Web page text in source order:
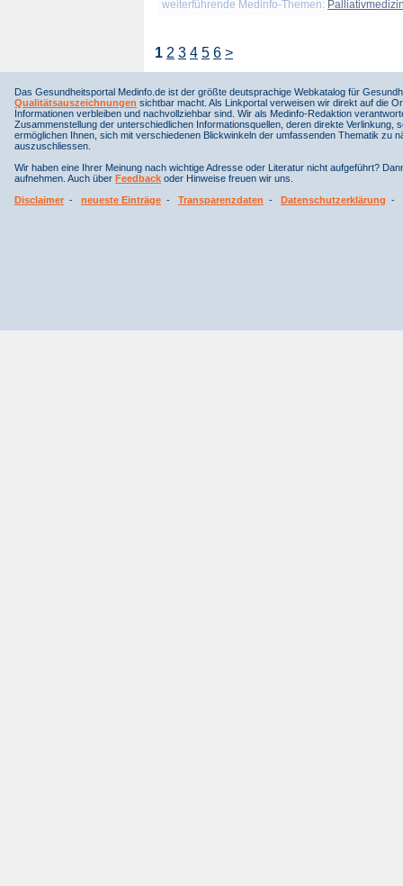
weiterführende Medinfo-Themen:
1 2 3 4 5 6 >
Das Gesundheitsportal Medinfo.de ist der größte deutsprachige Webkatalog für
Qualitätsauszeichnungen sichtbar macht. Als Linkportal verweisen wir direkt auf die
Informationen verbleiben und nachvollziehbar sind. Wir als Medinfo-Redaktion
Zusammenstellung der unterschiedlichen Informationsquellen, deren direkte
ermöglichen Ihnen, sich mit verschiedenen Blickwinkeln der umfassenden Thematik
auszuschliessen.
Wir haben eine Ihrer Meinung nach wichtige Adresse oder Literatur nicht aufgeführt?
aufnehmen. Auch über Feedback oder Hinweise freuen wir uns.
Disclaimer - neueste Einträge - Transparenzdaten - Datenschutzerklärung -